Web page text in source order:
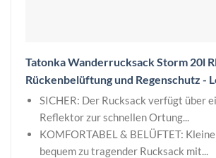
Tatonka Wanderrucksack Storm 20l
Rückenbelüftung und Regenschutz -
SICHER: Der Rucksack verfügt über
Reflektor zur schnellen Ortung...
KOMFORTABEL & BELÜFTET:
bequem zu tragender Rucksack mit...